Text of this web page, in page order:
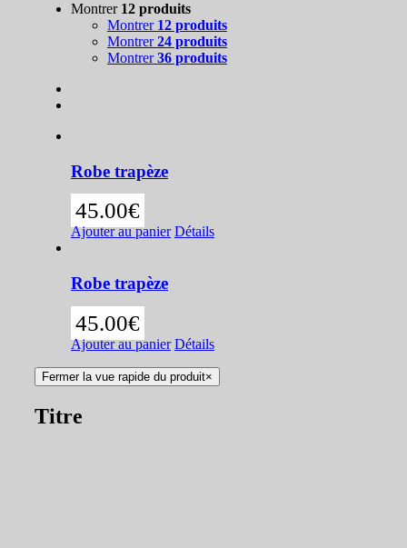
Montrer 12 produits
Montrer 12 produits
Montrer24 produits
Montrer36 produits
Robe trapèze
45.00€
Ajouter au panier Détails
Robe trapèze
45.00€
Ajouter au panier Détails
Fermer la vue rapide du produit×
Titre